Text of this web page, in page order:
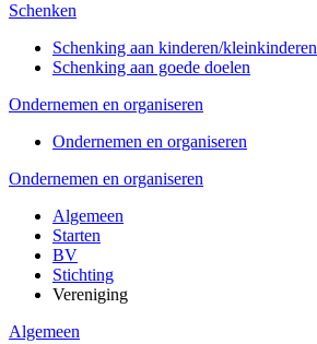
Schenken
Schenking aan kinderen/kleinkinderen
Schenking aan goede doelen
Ondernemen en organiseren
Ondernemen en organiseren
Ondernemen en organiseren
Algemeen
Starten
BV
Stichting
Vereniging
Algemeen